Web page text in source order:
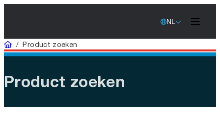
NL
Home
/Product zoeken
Product zoeken